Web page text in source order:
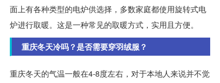
面上有各种类型的电炉供选择，多数家庭都使用旋转式电
炉进行取暖。这是一种常见的取暖方式，实用且方便。
重庆冬天冷吗？是否需要穿羽绒服？
重庆冬天的气温一般在4-8度左右，对于本地人来说并不觉